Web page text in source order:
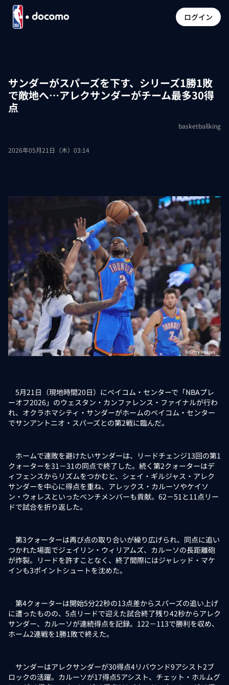
ログイン
サンダーがスパーズを下す、シリーズ1勝1敗
で敵地へ…アレクサンダーがチーム最多30得
点
basketballking
2026年05月21日（木）03:14
5月21日（現地時間20日）にペイコム・センターで「NBAプレ
ーオフ2026」のウェスタン・カンファレンス・ファイナルが行わ
れ、オクラホマシティ・サンダーがホームのペイコム・センター
でサンアントニオ・スパーズとの第2戦に臨んだ。
ホームで連敗を避けたいサンダーは、リードチェンジ13回の第1
クォーターを31－31の同点で終了した。続く第2クォーターはデ
ィフェンスからリズムをつかむと、シェイ・ギルジャス・アレク
サンダーを中心に得点を重ね、アレックス・カルーソやケイソ
ン・ウォレスといったベンチメンバーも貢献。62－51と11点リー
ドで試合を折り返した。
第3クォーターは再び点の取り合いが繰り広げられ、同点に追い
つかれた場面でジェイリン・ウィリアムズ、カルーソの長距離砲
が炸裂。リードを許すことなく、終了間際にはジャレッド・マケ
インも3ポイントシュートを沈めた。
第4クォーターは開始5分22秒の13点差からスパーズの追い上げ
に遭ったものの、5点リードで迎えた試合終了残り42秒からアレク
サンダー、カルーソが連続得点を記録。122－113で勝利を収め、
ホーム2連戦を1勝1敗で終えた。
サンダーはアレクサンダーが30得点4リバウンド9アシスト2ブ
ロックの活躍。カルーソが17得点5アシスト、チェット・ホルムグ